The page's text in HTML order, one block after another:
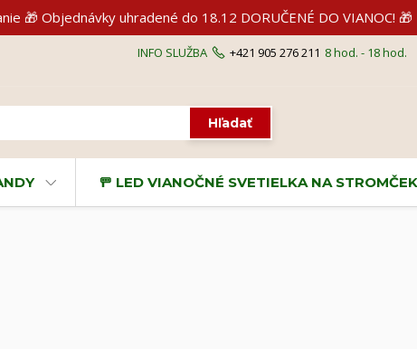
🎁 Objednávky uhradené do 18.12 DORUČENÉ DO VIANOC! 🎁
Hľadať
INFO SLUŽBA +421 905 276 211 8 hod. - 18 hod.
🚥 LED VIANOČNÉ SVETIELKA NA STROMČEK